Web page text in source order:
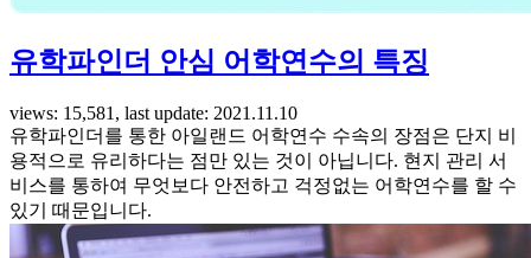
유학파인더 안심 어학연수의 특징
views: 15,581, last update: 2021.11.10
유학파인더를 통한 아일랜드 어학연수 수속의 장점은 단지 비
용적으로 유리하다는 점만 있는 것이 아닙니다. 현지 관리 서
비스를 통하여 무엇보다 안전하고 걱정없는 어학연수를 할 수
있기 때문입니다.